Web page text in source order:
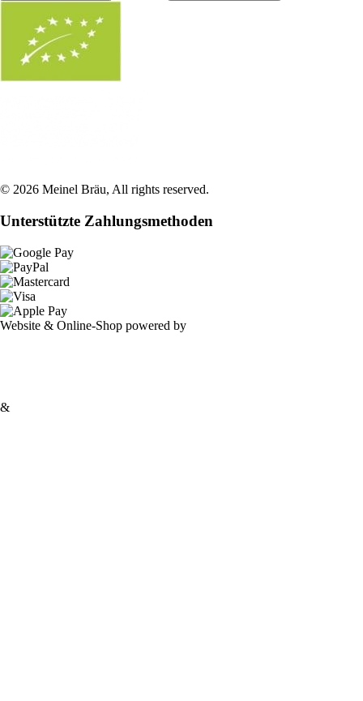
© 2026 Meinel Bräu, All rights reserved.
Unterstützte Zahlungsmethoden
Website & Online-Shop powered by
&